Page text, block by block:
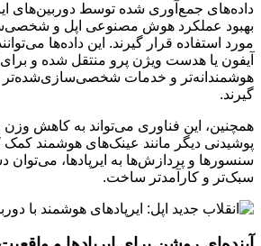
داده‌های جمع‌آوری شده توسط دوربین‌های
بهبود عملکرد هوش مصنوعی اپل و
مورد استفاده قرار گیرند. این داده‌ها
آیفون یا هدست ویژن پرو منتقل شده و برای
هوشمندانه‌تر و خدمات شخصی‌سازی‌شده‌تر
گیرند.
همچنین، این فناوری می‌تواند به کاهش وزن
پوشیدنی دیگر مانند عینک‌های هوشمند کمک
سنسورها و پردازش‌ها به ایرپادها، می‌توان
سبک‌تر و کارآمدتر ساخت.